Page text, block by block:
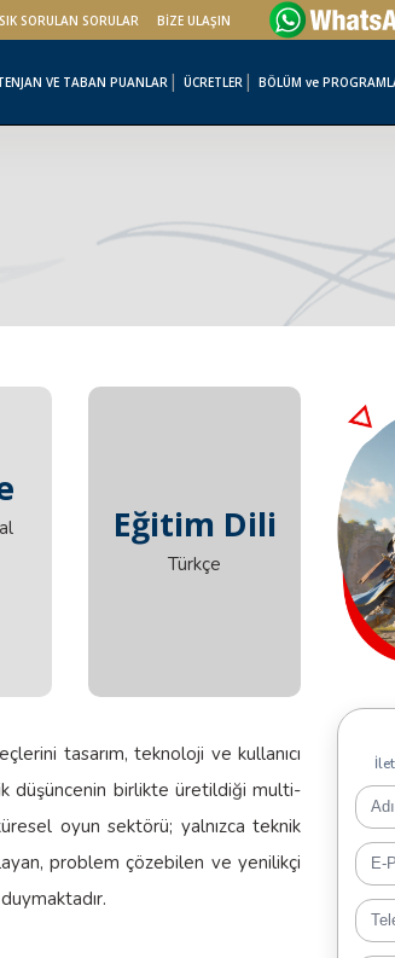
SIK SORULAN SORULAR BİZE ULAŞIN
VE TABAN PUANLAR ÜCRETLER BÖLÜM ve
Eğitim Dili
Eğitim Dili
Türkçe
tasarım, teknoloji ve kullanıcı
düşüncenin birlikte üretildiği multi-
oyun sektörü; yalnızca teknik
problem çözebilen ve yenilikçi